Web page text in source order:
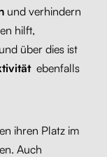
und verhindern
hilft,
über dies ist
ebenfalls
ihren Platz im
Auch